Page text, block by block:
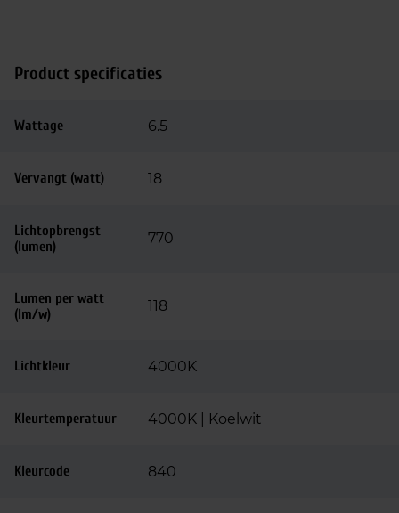
Product specificaties
Wattage 6.5
Vervangt (watt) 18
Lichtopbrengst
(lumen)
770
Lumen per watt
(lm/w)
118
Lichtkleur 4000K
Kleurtemperatuur 4000K | Koelwit
Kleurcode 840